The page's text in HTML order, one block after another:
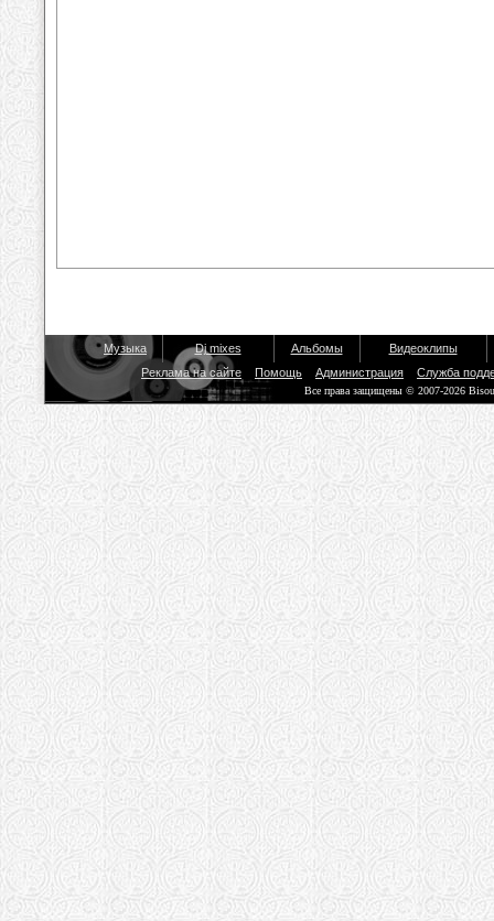
Музыка Dj mixes Альбомы
Видеоклипы
Реклама на сайте
Помощь Администрация Служба
Все права защищены © 2007-2026